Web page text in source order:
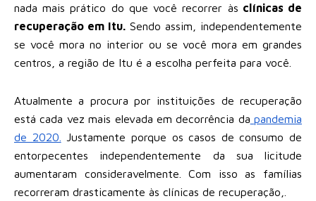
nada mais prático do que você recorrer às clínicas de
recuperação em Itu. Sendo assim, independentemente
se você mora no interior ou se você mora em grandes
centros, a região de Itu é a escolha perfeita para você.
Atualmente a procura por instituições de recuperação
está cada vez mais elevada em decorrência da pandemia
de 2020.
Justamente porque os casos de consumo de
entorpecentes independentemente da sua licitude
aumentaram consideravelmente. Com isso as famílias
recorreram drasticamente às clínicas de recuperação,.